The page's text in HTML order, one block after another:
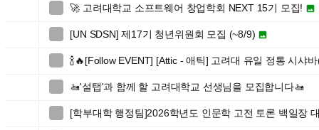
🚀 고려대학교 소프트웨어 창업학회 NEXT 15기 모집! 
[UN SDSN] 제17기 청년위원회 모집 (~8/9) 
🍾🔥[Follow EVENT] [Attic - 애틱] 고려대 유일 정통 시샤바
🚤'설탭'과 함께 할 고려대학교 선생님을 모집합니다🚤
[학부대학 행정팀]2026학년도 인문학 고전 토론 백일장